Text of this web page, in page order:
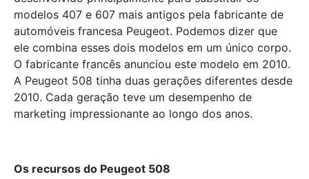
modelos 407 e 607 mais antigos pela fabricante de
automóveis francesa Peugeot. Podemos dizer que
ele combina esses dois modelos em um único corpo.
O fabricante francês anunciou este modelo em 2010.
A Peugeot 508 tinha duas gerações diferentes desde
2010. Cada geração teve um desempenho de
marketing impressionante ao longo dos anos.
Os recursos do Peugeot 508